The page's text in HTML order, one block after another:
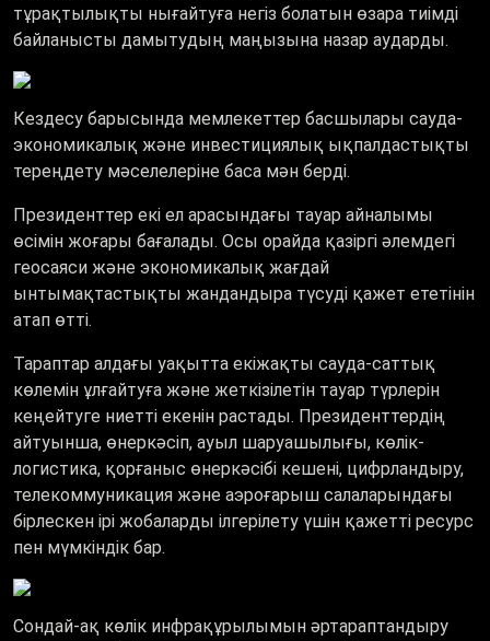
тұрақтылықты нығайтуға негіз болатын өзара тиімді
байланысты дамытудың маңызына назар аударды.
Кездесу барысында мемлекеттер басшылары сауда-
экономикалық және инвестициялық ықпалдастықты
тереңдету мәселелеріне баса мән берді.
Президенттер екі ел арасындағы тауар айналымы
өсімін жоғары бағалады. Осы орайда қазіргі әлемдегі
геосаяси және экономикалық жағдай
ынтымақтастықты жандандыра түсуді қажет ететінін
атап өтті.
Тараптар алдағы уақытта екіжақты сауда-саттық
көлемін ұлғайтуға және жеткізілетін тауар түрлерін
кеңейтуге ниетті екенін растады. Президенттердің
айтуынша, өнеркәсіп, ауыл шаруашылығы, көлік-
логистика, қорғаныс өнеркәсібі кешені, цифрландыру,
телекоммуникация және аэроғарыш салаларындағы
бірлескен ірі жобаларды ілгерілету үшін қажетті ресурс
пен мүмкіндік бар.
Сондай-ақ көлік инфрақұрылымын әртараптандыру